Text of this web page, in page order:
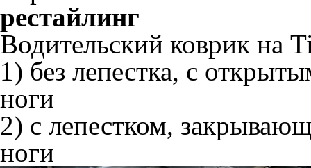
рестайлинг
Водительский коврик на
1) без лепестка, с
ноги
2) с лепестком,
ноги